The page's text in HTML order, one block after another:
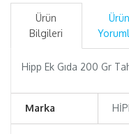
Ürün
Bilgileri
Ürün
Hipp Ek Gıda 200 Gr
Marka